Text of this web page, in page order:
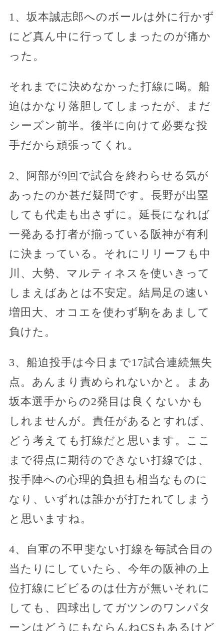
1、坂本誠志郎へのボールは外に行かず
にど真ん中に行ってしまったのが痛か
った。
それまでに決めなかった打線に喝。船
迫はかなり落胆してしまったが、まだ
シーズン前半。後半に向けて必要な投
手だから頑張ってくれ。
2、阿部が9回で試合を終わらせる気が
あったのか甚だ疑問です。長野が出塁
しても代走も出さずに。延長になれば
一発ある打者が揃っている阪神が有利
に決まっている。それにリリーフも中
川、大勢、マルティネスを使いきって
しまえばあとは不安定。結局足の速い
増田大、オコエを使わず駒をあまして
負けた。
3、船迫投手は今日まで17試合連続無失
点。あんまり責められないかと。まあ
坂本選手からの2発目は良くないかも
しれませんが。責任があるとすれば、
どう考えても打線だと思います。ここ
まで得点に期待のできない打線では、
投手陣への心理的負担も相当なものに
なり、いずれは誰かが打たれてしまう
と思いますね。
4、自軍の不甲斐ない打線を毎試合目の
当たりにしていたら、今年の阪神の上
位打線にビビるのは仕方が無いそれに
しても、四球出してガツンのワンパタ
ーンはどうにもならんねCSもあるけど